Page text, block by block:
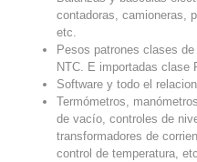
contadoras, camioneras,
etc.
Pesos patrones clases
NTC. E importadas clase
Software y todo el
Termómetros,
de vacío, controles de
transformadores de
control de temperatura, etc.